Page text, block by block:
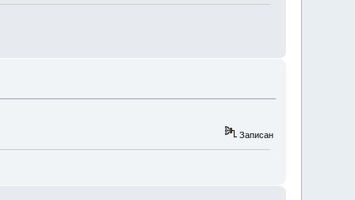
Записан